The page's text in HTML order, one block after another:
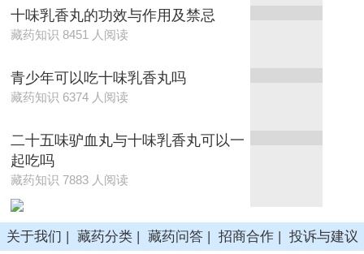
十味乳香丸的功效与作用及禁忌
藏药知识 8451 人阅读
青少年可以吃十味乳香丸吗
藏药知识 6374 人阅读
二十五味驴血丸与十味乳香丸可以一
起吃吗
藏药知识 7883 人阅读
关于我们 藏药分类| 藏药问答| 招商合作| 投诉与建议